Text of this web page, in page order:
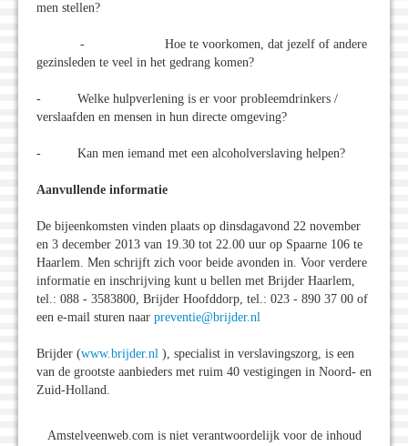
men stellen?
- Hoe te voorkomen, dat jezelf of andere
gezinsleden te veel in het gedrang komen?
- Welke hulpverlening is er voor probleemdrinkers /
verslaafden en mensen in hun directe omgeving?
- Kan men iemand met een alcoholverslaving helpen?
Aanvullende informatie
De bijeenkomsten vinden plaats op dinsdagavond 22 november
en 3 december 2013 van 19.30 tot 22.00 uur op Spaarne 106 te
Haarlem. Men schrijft zich voor beide avonden in. Voor verdere
informatie en inschrijving kunt u bellen met Brijder Haarlem,
tel.: 088 - 3583800, Brijder Hoofddorp, tel.: 023 - 890 37 00 of
een e-mail sturen naar preventie@brijder.nl
Brijder (www.brijder.nl ), specialist in verslavingszorg, is een
van de grootste aanbieders met ruim 40 vestigingen in Noord- en
Zuid-Holland.
Amstelveenweb.com is niet verantwoordelijk voor de inhoud